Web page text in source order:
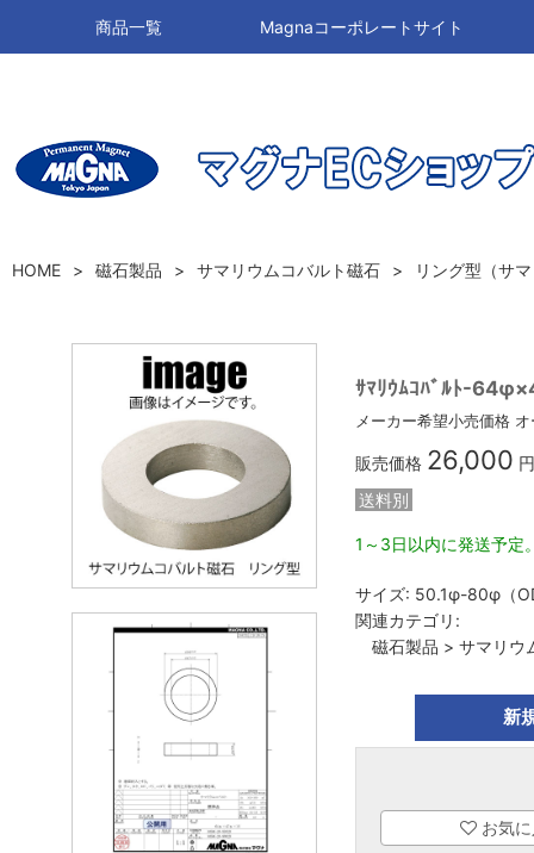
商品一覧 Magnaコーポレートサイト
HOME 磁石製品 サマリウムコバルト磁石 リング型（サ
ｻﾏﾘｳﾑｺﾊﾞﾙﾄ-
メーカー希望小売価格
販売価格 26,000
送料別
1～3日以内に発送予定
サイズ: 50.1φ-80φ（
関連カテゴリ:
磁石製品 > サマリウ
新
お気